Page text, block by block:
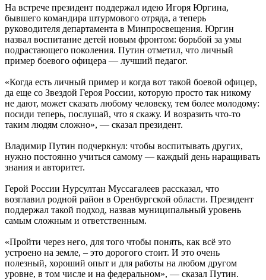
На встрече президент поддержал идею Игоря Юргина,
бывшего командира штурмового отряда, а теперь
руководителя департамента в Минпросвещения. Юргин
назвал воспитание детей новым фронтом: борьбой за умы
подрастающего поколения. Путин отметил, что личный
пример боевого офицера — лучший педагог.
«Когда есть личный пример и когда вот такой боевой офицер,
да еще со Звездой Героя России, которую просто так никому
не дают, может сказать любому человеку, тем более молодому:
посиди теперь, послушай, что я скажу. И возразить что-то
таким людям сложно», — сказал президент.
Владимир Путин подчеркнул: чтобы воспитывать других,
нужно постоянно учиться самому — каждый день наращивать
знания и авторитет.
Герой России Нурсултан Муссагалеев рассказал, что
возглавил родной район в Оренбургской области. Президент
поддержал такой подход, назвав муниципальный уровень
самым сложным и ответственным.
«Пройти через него, для того чтобы понять, как всё это
устроено на земле, – это дорогого стоит. И это очень
полезный, хороший опыт и для работы на любом другом
уровне, в том числе и на федеральном», — сказал Путин.